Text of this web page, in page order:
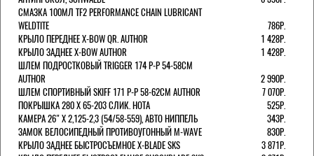
СМАЗКА 100МЛ TF2 PERFORMANCE CHAIN LUBRICANT
WELDTITE
786Р.
КРЫЛО ПЕРЕДНЕЕ X-BOW QR. AUTHOR
1 428Р.
КРЫЛО ЗАДНЕЕ X-BOW AUTHOR
1 428Р.
ШЛЕМ ПОДРОСТКОВЫЙ TRIGGER 174 Р-Р 54-58СМ
AUTHOR
2 990Р.
ШЛЕМ СПОРТИВНЫЙ SKIFF 171 Р-Р 58-62СМ AUTHOR
7 070Р.
ПОКРЫШКА 280 X 65-203 СЛИК. HOTA
525Р.
КАМЕРА 26" X 2,125-2,3 (54/58-559), АВТО НИППЕЛЬ
343Р.
ЗАМОК ВЕЛОСИПЕДНЫЙ ПРОТИВОУГОННЫЙ M-WAVE
830Р.
КРЫЛО ЗАДНЕЕ БЫСТРОСЪЕМНОЕ X-BLADE SKS
3 871Р.